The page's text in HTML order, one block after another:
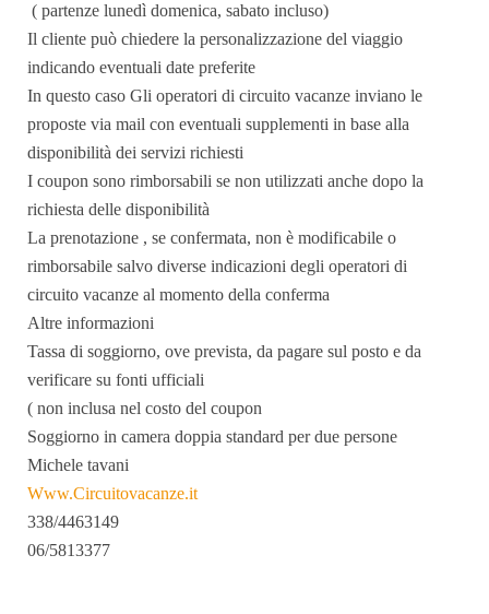
( partenze lunedì domenica, sabato incluso)
Il cliente può chiedere la personalizzazione del viaggio
indicando eventuali date preferite
In questo caso Gli operatori di circuito vacanze inviano le
proposte via mail con eventuali supplementi in base alla
disponibilità dei servizi richiesti
I coupon sono rimborsabili se non utilizzati anche dopo la
richiesta delle disponibilità
La prenotazione , se confermata, non è modificabile o
rimborsabile salvo diverse indicazioni degli operatori di
circuito vacanze al momento della conferma
Altre informazioni
Tassa di soggiorno, ove prevista, da pagare sul posto e da
verificare su fonti ufficiali
( non inclusa nel costo del coupon
Soggiorno in camera doppia standard per due persone
Michele tavani
Www.Circuitovacanze.it
338/4463149
06/5813377